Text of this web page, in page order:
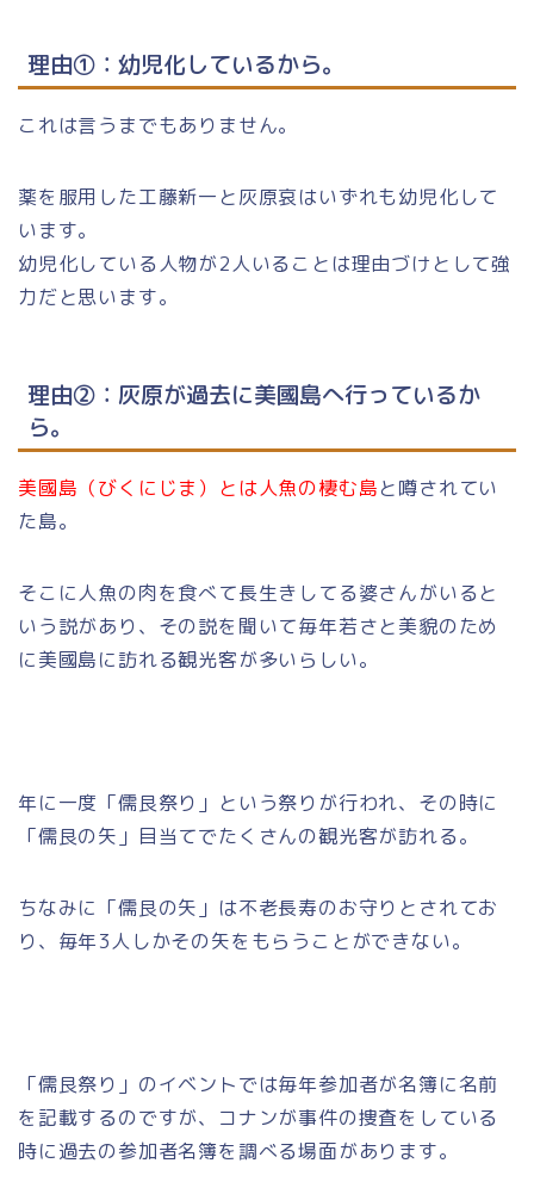
理由①：幼児化しているから。
これは言うまでもありません。
薬を服用した工藤新一と灰原哀はいずれも幼児化して
います。
幼児化している人物が2人いることは理由づけとして強
力だと思います。
理由②：灰原が過去に美國島へ行っているか
ら。
美國島（びくにじま）とは人魚の棲む島と噂されてい
た島。
そこに人魚の肉を食べて長生きしてる婆さんがいると
いう説があり、その説を聞いて毎年若さと美貌のため
に美國島に訪れる観光客が多いらしい。
年に一度「儒艮祭り」という祭りが行われ、その時に
「儒艮の矢」目当てでたくさんの観光客が訪れる。
ちなみに「儒艮の矢」は不老長寿のお守りとされてお
り、毎年3人しかその矢をもらうことができない。
「儒艮祭り」のイベントでは毎年参加者が名簿に名前
を記載するのですが、コナンが事件の捜査をしている
時に過去の参加者名簿を調べる場面があります。